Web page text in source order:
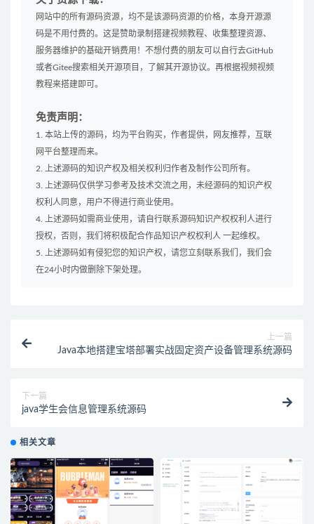
网站中的所有源码资源，均不是该源码资源的价格，本身开源源
码是不用付费的。这是赞助录制搭建视频教程、收集整理资源、
服务器维护的基础开销费用！不想付费的朋友可以自行去GitHub
或者Gitee搜索相关开源项目，了解其开源协议。再根据视频视频
教程来搭建即可。
免责声明：
1. 本站上传的源码，均为平台购买，作者提供，网友推荐，互联
网平台整理而来。
2. 上述源码的知识产权及相关权利归作者及制作公司所有。
3. 上述源码仅供学习参考及技术交流之用，未经源码的知识产权
权利人同意，用户不得进行商业使用。
4. 上述源码如需商业使用，请自行联系源码知识产权权利人进行
授权，否则，我们将积极配合作品知识产权权利人 一起维权。
5. 上述源码如有侵犯您的知识产权，请您立刻联系我们，我们会
在24小时内做删除下架处理。
上一篇
Java本地搭建宝塔部署实战固定资产设备管理系统源码
下一篇
java学生会信息管理系统源码
相关文章